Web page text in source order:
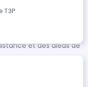
de paiement
bon
et des aléas de
T3P